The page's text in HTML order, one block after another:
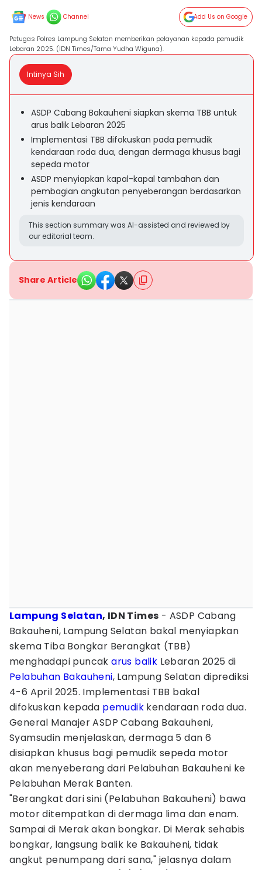
News Channel Add Us on Google
Petugas Polres Lampung Selatan memberikan pelayanan kepada pemudik
Lebaran 2025. (IDN Times/Tama Yudha Wiguna).
Intinya Sih
ASDP Cabang Bakauheni siapkan skema TBB untuk
arus balik Lebaran 2025
Implementasi TBB difokuskan pada pemudik
kendaraan roda dua, dengan dermaga khusus bagi
sepeda motor
ASDP menyiapkan kapal-kapal tambahan dan
pembagian angkutan penyeberangan berdasarkan
jenis kendaraan
This section summary was AI-assisted and reviewed by
our editorial team.
Share Article
Lampung Selatan, IDN Times - ASDP Cabang
Bakauheni, Lampung Selatan bakal menyiapkan
skema Tiba Bongkar Berangkat (TBB)
menghadapi puncakarus balik Lebaran 2025 di
Pelabuhan Bakauheni, Lampung Selatan diprediksi
4-6 April 2025. Implementasi TBB bakal
difokuskan kepada pemudik kendaraan roda dua.
General Manajer ASDP Cabang Bakauheni,
Syamsudin menjelaskan, dermaga 5 dan 6
disiapkan khusus bagi pemudik sepeda motor
akan menyeberang dari Pelabuhan Bakauheni ke
Pelabuhan Merak Banten.
"Berangkat dari sini (Pelabuhan Bakauheni) bawa
motor ditempatkan di dermaga lima dan enam.
Sampai di Merak akan bongkar. Di Merak sehabis
bongkar, langsung balik ke Bakauheni, tidak
angkut penumpang dari sana," jelasnya dalam